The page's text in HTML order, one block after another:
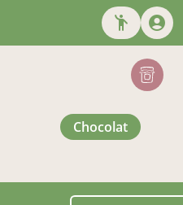
chocolat